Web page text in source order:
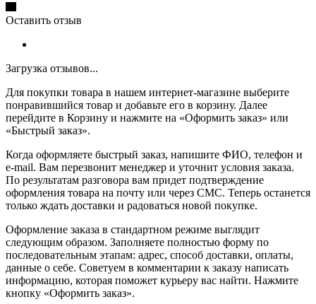
Оставить отзыв
Загрузка отзывов...
Для покупки товара в нашем интернет-магазине выберите
понравившийся товар и добавьте его в корзину. Далее
перейдите в Корзину и нажмите на «Оформить заказ» или
«Быстрый заказ».
Когда оформляете быстрый заказ, напишите ФИО, телефон и
e-mail. Вам перезвонит менеджер и уточнит условия заказа.
По результатам разговора вам придет подтверждение
оформления товара на почту или через СМС. Теперь останется
только ждать доставки и радоваться новой покупке.
Оформление заказа в стандартном режиме выглядит
следующим образом. Заполняете полностью форму по
последовательным этапам: адрес, способ доставки, оплаты,
данные о себе. Советуем в комментарии к заказу написать
информацию, которая поможет курьеру вас найти. Нажмите
кнопку «Оформить заказ».